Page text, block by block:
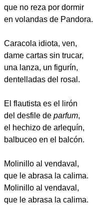
que no reza por dormir
en volandas de Pandora.
Caracola idiota, ven,
dame cartas sin trucar,
una lanza, un figurín,
dentelladas del rosal.
El flautista es el lirón
del desfile de parfum,
el hechizo de arlequín,
balbuceo en el balcón.
Molinillo al vendaval,
que le abrasa la calima.
Molinillo al vendaval,
que le abrasa la calima.